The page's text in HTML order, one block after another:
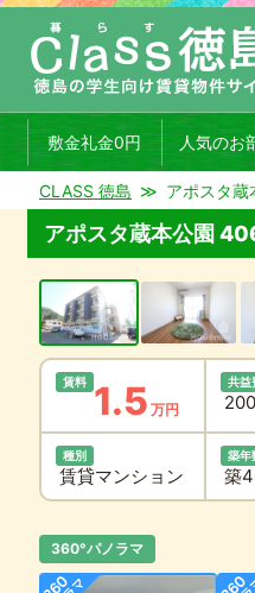
敷金礼金0円 人気のお
CLASS 徳島 アポスタ
アポスタ蔵本公園
賃料 1.5 万円
共益
種別
賃貸マンション
築年
築
360°パノラマ